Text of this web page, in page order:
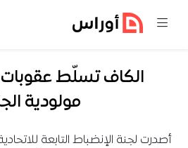
الكاف تسلّط
مولودية
أصدرت لجنة الإنضباط التابعة